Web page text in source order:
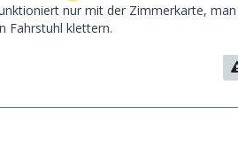
nur mit der Zimmerkarte,
Fahrstuhl klettern.